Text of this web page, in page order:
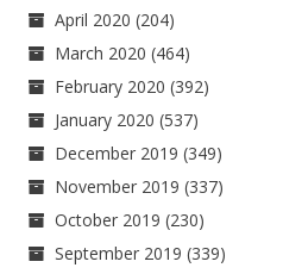
April 2020 (204)
March 2020 (464)
February 2020 (392)
January 2020 (537)
December 2019 (349)
November 2019 (337)
October 2019 (230)
September 2019 (339)